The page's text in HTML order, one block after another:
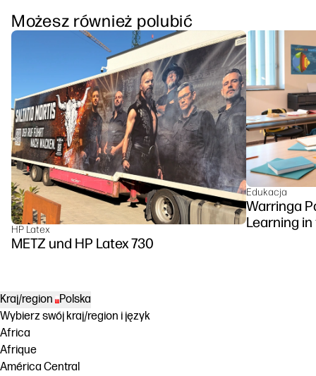
Możesz również polubić
HP Latex
METZ und HP Latex 730
Edukacja
Warringa
Learning
Kraj/region
Polska
Wybierz swój kraj/region i język
Africa
Afrique
América Central